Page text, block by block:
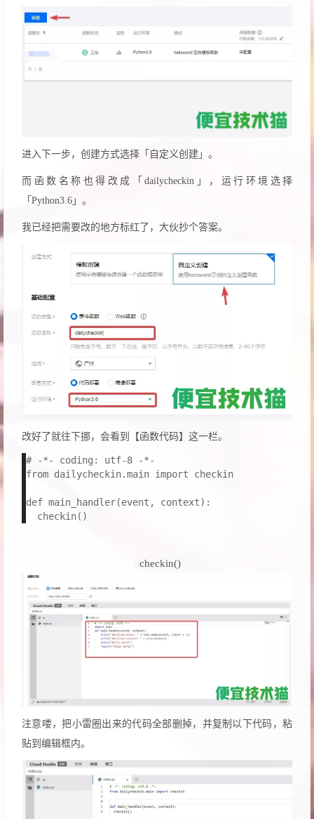
进入下一步，创建方式选择「自定义创建」。
而函数名称也得改成「dailycheckin」，运行环境选择
「Python3.6」。
我已经把需要改的地方标红了，大伙抄个答案。
改好了就往下挪，会看到【函数代码】这一栏。
# -*- coding: utf-8 -*-
from dailycheckin.main import checkin
def main_handler(event, context):
checkin()
checkin()
注意喽，把小雷圈出来的代码全部删掉，并复制以下代码，粘
贴到编辑框内。